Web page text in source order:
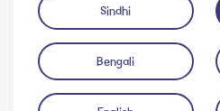
آڈیو چلائیں
Sindhi
Bengali